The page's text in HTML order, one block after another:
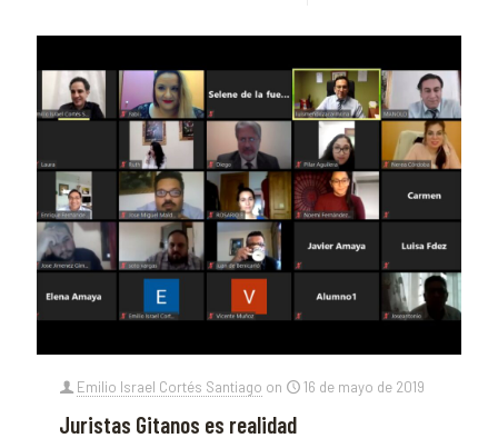
Emilio Israel Cortés Santiago on 16 de mayo de 2019
Juristas Gitanos es realidad